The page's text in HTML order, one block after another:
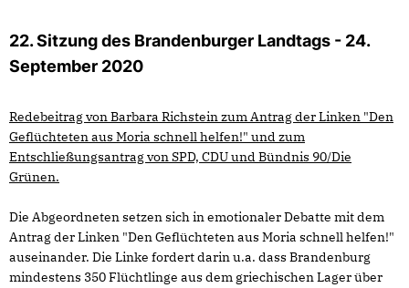
22. Sitzung des Brandenburger Landtags - 24.
September 2020
Redebeitrag von Barbara Richstein zum Antrag der Linken "Den
Geflüchteten aus Moria schnell helfen!" und zum
Entschließungsantrag von SPD, CDU und Bündnis 90/Die
Grünen.
Die Abgeordneten setzen sich in emotionaler Debatte mit dem
Antrag der Linken "Den Geflüchteten aus Moria schnell helfen!"
auseinander. Die Linke fordert darin u.a. dass Brandenburg
mindestens 350 Flüchtlinge aus dem griechischen Lager über